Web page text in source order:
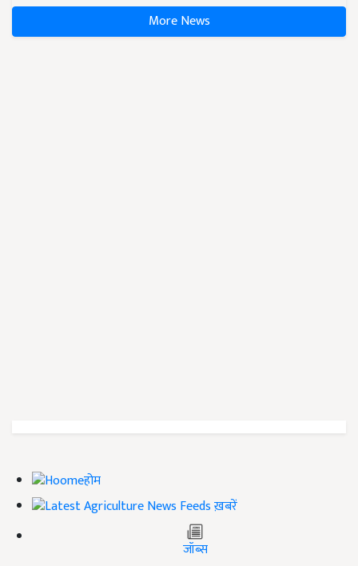
More News
होम
ख़बरें
जॉब्स